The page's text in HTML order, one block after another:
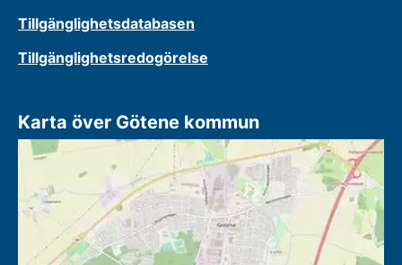
Tillgänglighetsdatabasen
Tillgänglighetsredogörelse
Karta över Götene kommun